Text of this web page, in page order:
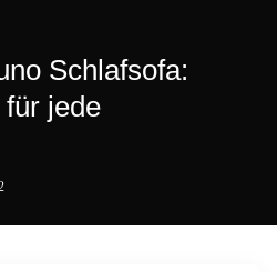
Schlafsofa:
jede